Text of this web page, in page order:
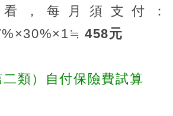
，每月須支付：
458元
類）自付保險費試算